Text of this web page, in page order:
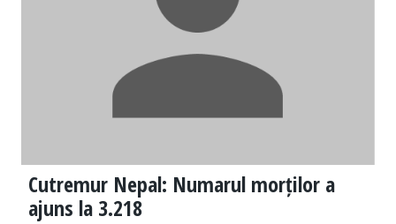
Cutremur Nepal: Numarul morților a
ajuns la 3.218